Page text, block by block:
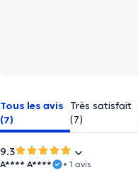
Tous les avis
(7)
Très satisfait
(7)
9.3
A**** A**** • 1 avis